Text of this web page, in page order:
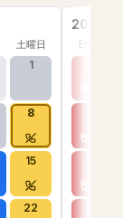
土曜日
1
8
15
22
2026年
日曜日